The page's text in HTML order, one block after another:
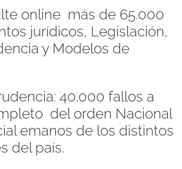
online más de 65.000
jurídicos, Legislación,
y Modelos de
40.000 fallos a
del orden Nacional
emanos de los distintos
del país.